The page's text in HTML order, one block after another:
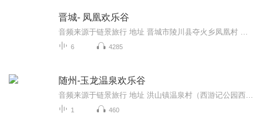
晋城- 凤凰欢乐谷
6 4285
随州-玉龙温泉欢乐谷
1 460